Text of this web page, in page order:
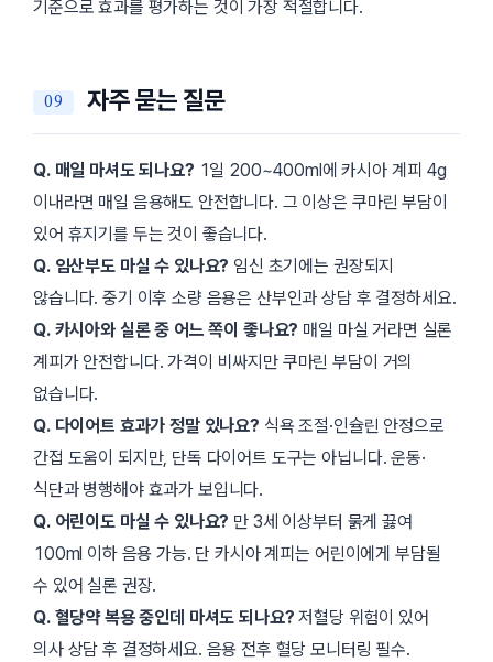
기준으로 효과를 평가하는 것이 가장 적절합니다.
자주 묻는 질문
Q. 매일 마셔도 되나요? 1일 200~400ml에 카시아 계피 4g
이내라면 매일 음용해도 안전합니다. 그 이상은 쿠마린 부담이
있어 휴지기를 두는 것이 좋습니다.
Q. 임산부도 마실 수 있나요? 임신 초기에는 권장되지
않습니다. 중기 이후 소량 음용은 산부인과 상담 후 결정하세요.
Q. 카시아와 실론 중 어느 쪽이 좋나요? 매일 마실 거라면 실론
계피가 안전합니다. 가격이 비싸지만 쿠마린 부담이 거의
없습니다.
Q. 다이어트 효과가 정말 있나요? 식욕 조절·인슐린 안정으로
간접 도움이 되지만, 단독 다이어트 도구는 아닙니다. 운동·
식단과 병행해야 효과가 보입니다.
Q. 어린이도 마실 수 있나요? 만 3세 이상부터 묽게 끓여
100ml 이하 음용 가능. 단 카시아 계피는 어린이에게 부담될
수 있어 실론 권장.
Q. 혈당약 복용 중인데 마셔도 되나요? 저혈당 위험이 있어
의사 상담 후 결정하세요. 음용 전후 혈당 모니터링 필수.